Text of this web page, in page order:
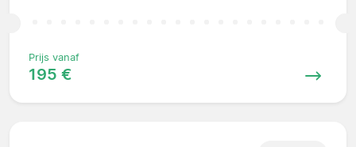
Prijs vanaf
195 €